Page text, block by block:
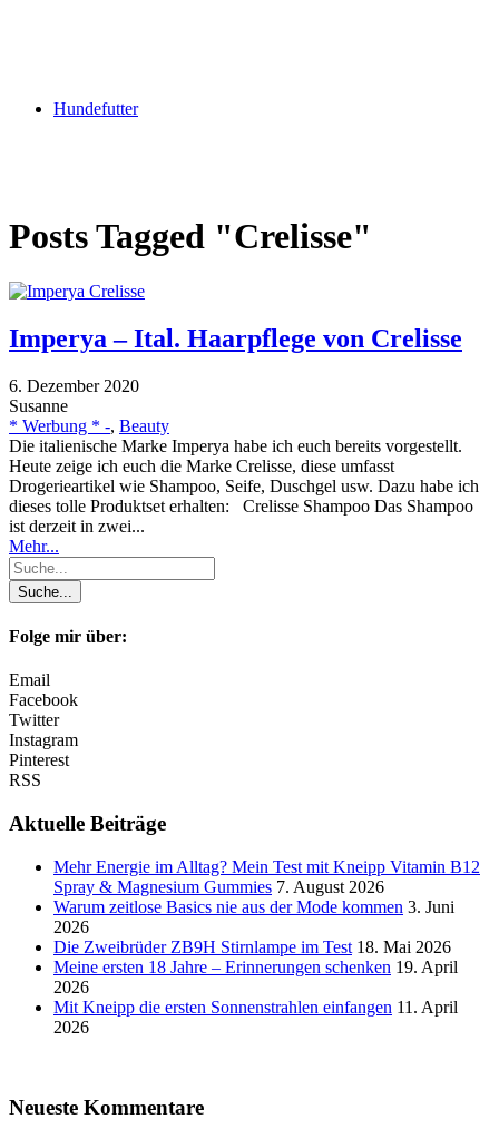
Hundefutter
Posts Tagged "Crelisse"
Imperya – Ital. Haarpflege von Crelisse
6. Dezember 2020
Susanne
* Werbung * -, Beauty
Die italienische Marke Imperya habe ich euch bereits vorgestellt.
Heute zeige ich euch die Marke Crelisse, diese umfasst
Drogerieartikel wie Shampoo, Seife, Duschgel usw. Dazu habe ich
dieses tolle Produktset erhalten: Crelisse Shampoo Das Shampoo
ist derzeit in zwei...
Mehr...
Folge mir über:
Email
Facebook
Twitter
Instagram
Pinterest
RSS
Aktuelle Beiträge
Mehr Energie im Alltag? Mein Test mit Kneipp Vitamin B12
Spray & Magnesium Gummies 7. August 2026
Warum zeitlose Basics nie aus der Mode kommen 3. Juni
2026
Die Zweibrüder ZB9H Stirnlampe im Test 18. Mai 2026
Meine ersten 18 Jahre – Erinnerungen schenken 19. April
2026
Mit Kneipp die ersten Sonnenstrahlen einfangen 11. April
2026
Neueste Kommentare